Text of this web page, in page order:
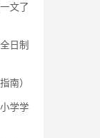
文了
日制
南）
学学